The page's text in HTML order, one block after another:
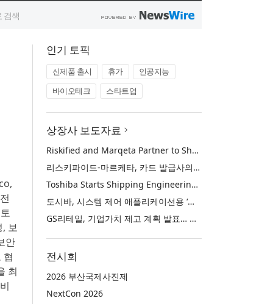
보
안
협
최
인기 토픽
신제품 출시 휴가
인공지능
바이오테크
스타트업
상장사 보도자료
Riskified and Marqeta Partner to Sharpen Card Issuer Authorization Decisions and Help Reduce False Declines
리스키파이드-마르케타, 카드 발급사의 승인 판단 정교화 및 오거절 감소 위해 협력
Toshiba Starts Shipping Engineering Samples of TXZ+™ Family Entry‑Class M4V Group, Standard Microcontrollers with Arm® Cortex®‑M4 Core for System Control Applications
도시바, 시스템 제어 애플리케이션용 ‘암 코어텍스-M4’ 코어 탑재 표준 마이크로컨트롤러 TXZ+ 패밀리 엔트리 클래스 ‘M4V 그룹’ 엔지니어링 샘플 출하 개시
GS리테일, 기업가치 제고 계획 발표… 중장기 성장 기반 강화와 주주가치 제고
전시회
2026 부산국제사진제
NextCon 2026